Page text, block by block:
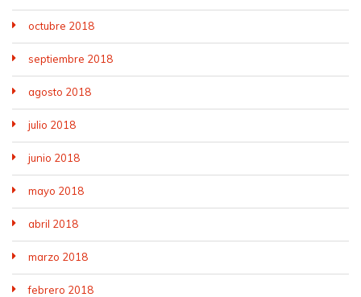
octubre 2018
septiembre 2018
agosto 2018
julio 2018
junio 2018
mayo 2018
abril 2018
marzo 2018
febrero 2018